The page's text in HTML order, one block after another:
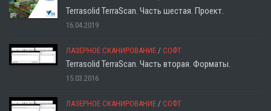
Terrasolid TerraScan. Часть шестая. Проект.
16.04.2019
ЛАЗЕРНОЕ СКАНИРОВАНИЕ / СОФТ
Terrasolid TerraScan. Часть вторая. Форматы.
15.03.2016
ЛАЗЕРНОЕ СКАНИРОВАНИЕ / СОФТ